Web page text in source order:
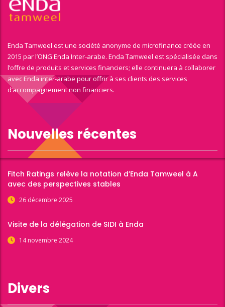
Enda Tamweel est une société anonyme de microfinance créée en
2015 par l’ONG Enda Inter-arabe. Enda Tamweel est spécialisée dans
l’offre de produits et services financiers; elle continuera à collaborer
avec Enda inter-arabe pour offrir à ses clients des services
d’accompagnement non financiers.
Nouvelles récentes
Fitch Ratings relève la notation d’Enda Tamweel à A
avec des perspectives stables
26 décembre 2025
Visite de la délégation de SIDI à Enda
14 novembre 2024
Divers